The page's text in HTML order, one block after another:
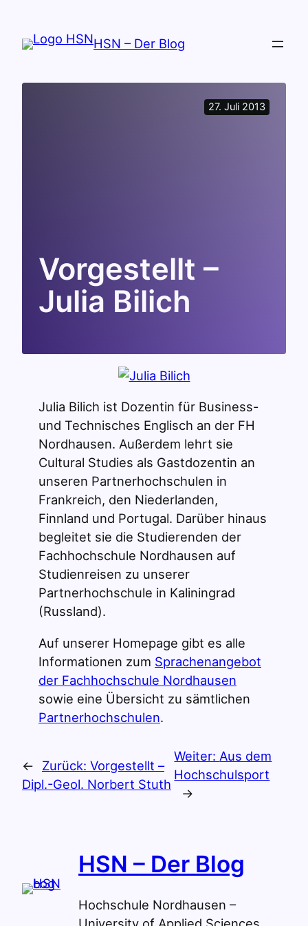
Inhalt
springen
HSN – Der Blog
27. Juli 2013
Vorgestellt –
Julia Bilich
Julia Bilich ist Dozentin für Business-
und Technisches Englisch an der FH
Nordhausen. Außerdem lehrt sie
Cultural Studies als Gastdozentin an
unseren Partnerhochschulen in
Frankreich, den Niederlanden,
Finnland und Portugal. Darüber hinaus
begleitet sie die Studierenden der
Fachhochschule Nordhausen auf
Studienreisen zu unserer
Partnerhochschule in Kaliningrad
(Russland).
Auf unserer Homepage gibt es alle
Informationen zum Sprachenangebot
der Fachhochschule Nordhausen
sowie eine Übersicht zu sämtlichen
Partnerhochschulen.
← Zurück: Vorgestellt –
Dipl.-Geol. Norbert Stuth
Weiter: Aus dem
Hochschulsport
→
HSN – Der Blog
Hochschule Nordhausen –